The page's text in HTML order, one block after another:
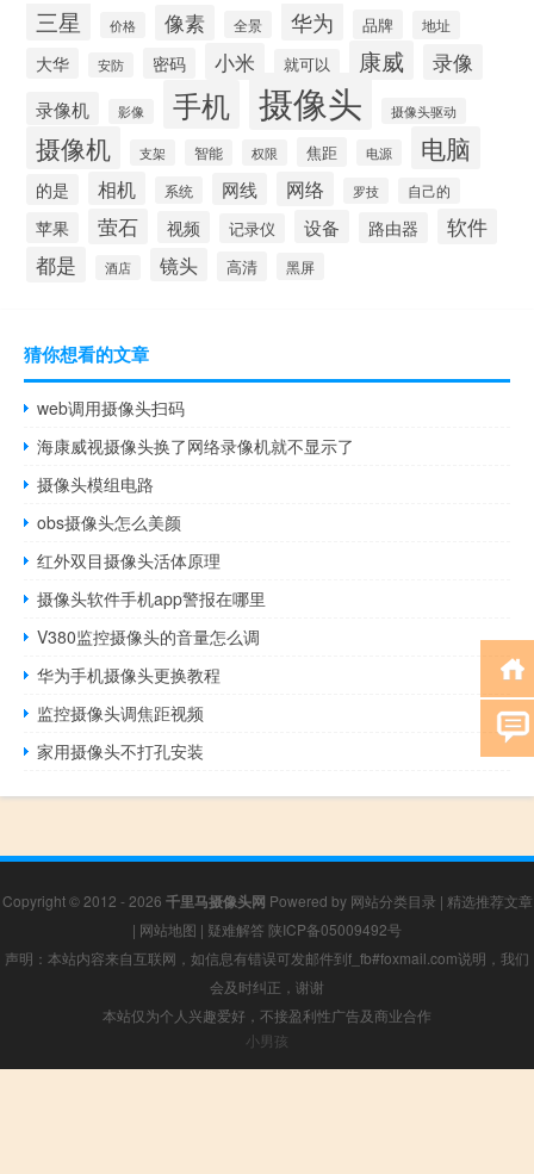
三星 价格 像素 全景 华为 品牌 地址
大华 安防 密码 小米 就可以 康威 录像
录像机 影像 手机 摄像头 摄像头驱动
摄像机 支架 智能 权限 焦距 电源 电脑
的是 相机 系统 网线 网络 罗技 自己的
苹果 萤石 视频 记录仪 设备 路由器
软件
都是
酒店 镜头 高清 黑屏
猜你想看的文章
web调用摄像头扫码
海康威视摄像头换了网络录像机就不显示了
摄像头模组电路
obs摄像头怎么美颜
红外双目摄像头活体原理
摄像头软件手机app警报在哪里
V380监控摄像头的音量怎么调
华为手机摄像头更换教程
监控摄像头调焦距视频
家用摄像头不打孔安装
Copyright © 2012 - 2026 千里马摄像头网 Powered by 网站分类目录 | 精选推荐文章
| 网站地图 | 疑难解答 陕ICP备05009492号
声明：本站内容来自互联网，如信息有错误可发邮件到f_fb#foxmail.com说明，我们
会及时纠正，谢谢
本站仅为个人兴趣爱好，不接盈利性广告及商业合作
小男孩